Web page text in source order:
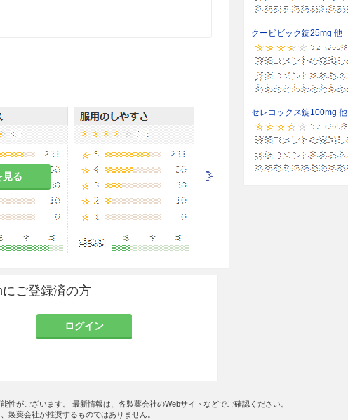
者の全身管理が必要であるので、
しておくこと。［8.2、11.1参照］
とがあるので、本剤の投与に際し
ておくとともに、予め静脈路の確保
あらわれやすく、麻酔範囲が高位
圧低下、徐脈、呼吸抑制さらには
投与するとともに、麻酔高に十分
圧、心拍数、呼吸数等）及び動脈
見る
にご登録済の方
ログイン
クービビック錠25mg 他
セレコックス錠100mg 他
がございます。 最新情報は、各製薬会社のWebサイトなどでご確認ください。
製薬会社が推奨するものではありません。